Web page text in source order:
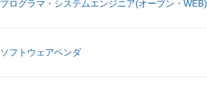
プログラマ・システムエンジニア(オープン・WEB)
ソフトウェアベンダ